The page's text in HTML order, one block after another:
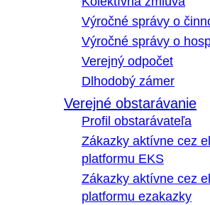
Výročné správy o
Výročné správy o
Verejný odpočet
Dlhodobý zámer
Verejné obstarávanie
Profil obstarávateľa
Zákazky aktívne cez
platformu EKS
Zákazky aktívne cez
platformu ezakazky